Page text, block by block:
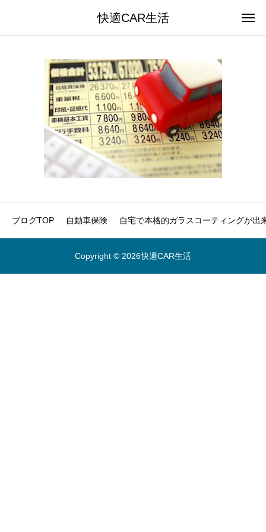
快適CAR生活
ブログTOP 自動車保険 自宅で本格的ガラスコーティングが出
Copyright © 2026快適CAR生活